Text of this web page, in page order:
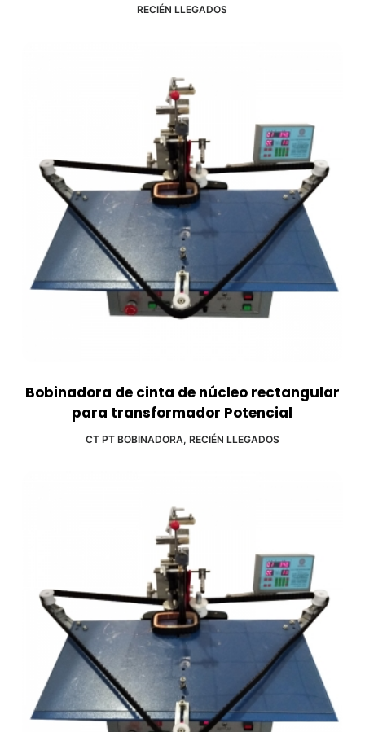
RECIÉN LLEGADOS
Bobinadora de cinta de núcleo rectangular
para transformador Potencial
CT PT BOBINADORA, RECIÉN LLEGADOS